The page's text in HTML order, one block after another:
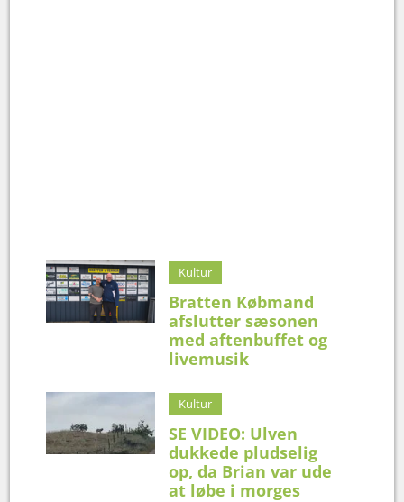
Kultur
Bratten Købmand
afslutter sæsonen
med aftenbuffet og
livemusik
Kultur
SE VIDEO: Ulven
dukkede pludselig
op, da Brian var ude
at løbe i morges